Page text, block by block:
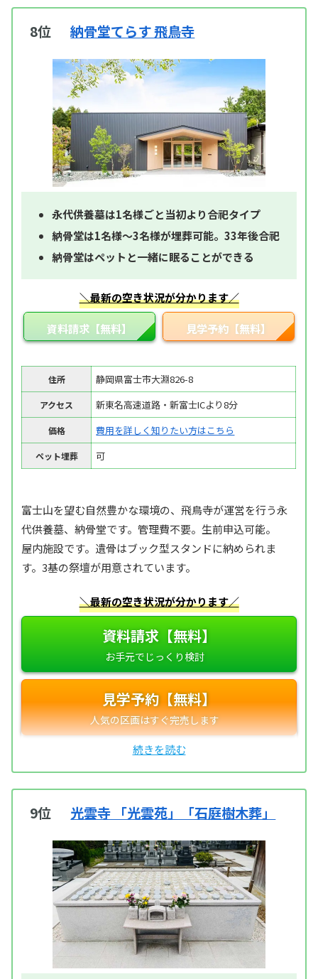
8位 納骨堂てらす 飛鳥寺
永代供養墓は1名様ごと当初より合祀タイプ
納骨堂は1名様～3名様が埋葬可能。33年後合祀
納骨堂はペットと一緒に眠ることができる
＼最新の空き状況が分かります／
資料請求【無料】 見学予約【無料】
住所 静岡県富士市大淵826-8
アクセス 新東名高速道路・新富士ICより8分
価格 費用を詳しく知りたい方はこちら
ペット埋葬 可
富士山を望む自然豊かな環境の、飛鳥寺が運営を行う永
代供養墓、納骨堂です。管理費不要。生前申込可能。
屋内施設です。遺骨はブック型スタンドに納められま
す。3基の祭壇が用意されています。
＼最新の空き状況が分かります／
資料請求【無料】
見学予約【無料】
9位 光雲寺 「光雲苑」「石庭樹木葬」